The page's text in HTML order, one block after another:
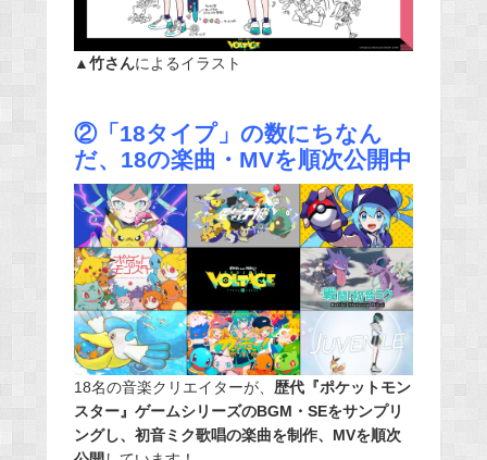
▲竹さんによるイラスト
②「18タイプ」の数にちなん
だ、18の楽曲・MVを順次公開中
18名の音楽クリエイターが、 歴代『ポケットモン
スター』ゲームシリーズのBGM・SEをサンプリ
ングし、初音ミク歌唱の楽曲を制作、MVを順次